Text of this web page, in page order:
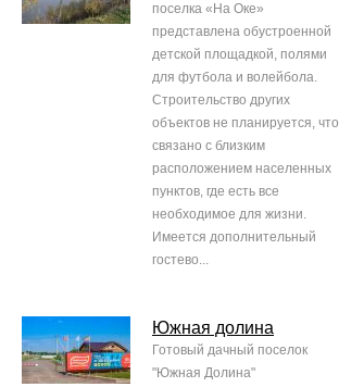
поселка «На Оке»
представлена обустроенной
детской площадкой, полями
для футбола и волейбола.
Строительство других
объектов не планируется, что
связано с близким
расположением населенных
пунктов, где есть все
необходимое для жизни.
Имеется дополнительный
гостево...
Южная долина
Готовый дачный поселок
"Южная Долина"